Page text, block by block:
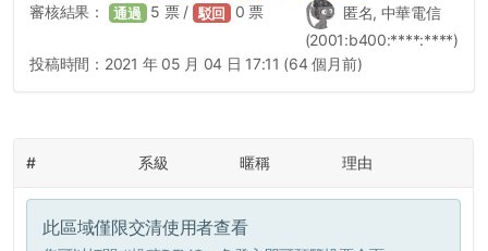
匿名, 中華電信
(2001:b400:****:****)
審核結果： 通過 5 票 / 駁回 0 票
投稿時間： 2021 年 05 月 04 日 17:11 (64 個月前)
# 系級 暱稱 理由
此區域僅限交清使用者查看